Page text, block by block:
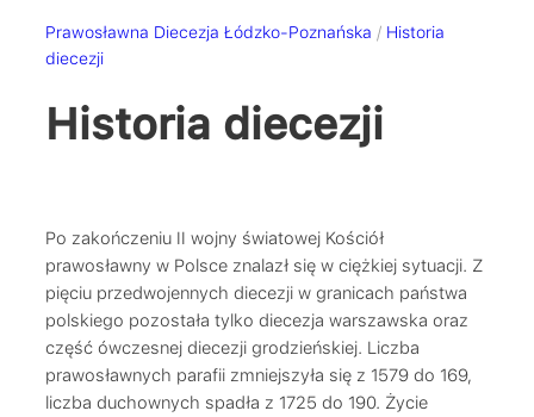
Prawosławna Diecezja Łódzko-Poznańska / Historia
diecezji
Historia diecezji
Po zakończeniu II wojny światowej Kościół
prawosławny w Polsce znalazł się w ciężkiej sytuacji. Z
pięciu przedwojennych diecezji w granicach państwa
polskiego pozostała tylko diecezja warszawska oraz
część ówczesnej diecezji grodzieńskiej. Liczba
prawosławnych parafii zmniejszyła się z 1579 do 169,
liczba duchownych spadła z 1725 do 190. Życie